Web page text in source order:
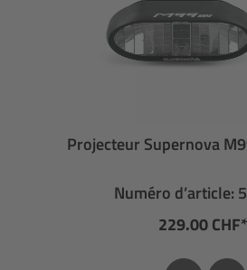
Projecteur Supernova
Numéro d’article:
229.00 CHF*